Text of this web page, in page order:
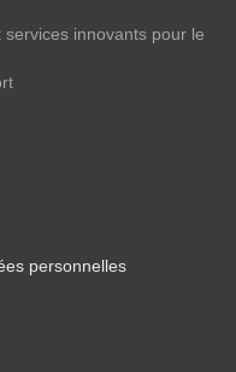
services innovants pour le
personnelles